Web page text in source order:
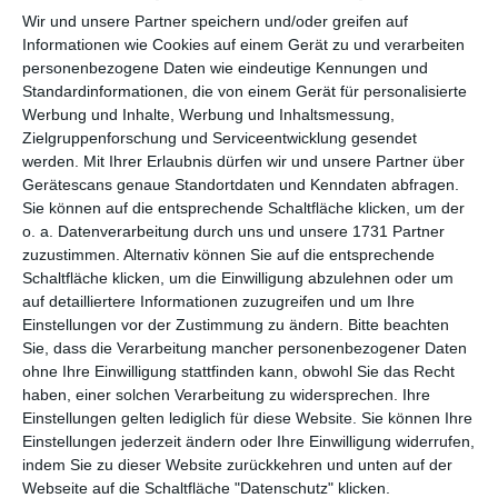
Wir und unsere Partner speichern und/oder greifen auf
Informationen wie Cookies auf einem Gerät zu und verarbeiten
personenbezogene Daten wie eindeutige Kennungen und
Standardinformationen, die von einem Gerät für personalisierte
Werbung und Inhalte, Werbung und Inhaltsmessung,
Zielgruppenforschung und Serviceentwicklung gesendet
werden. Mit Ihrer Erlaubnis dürfen wir und unsere Partner über
Gerätescans genaue Standortdaten und Kenndaten abfragen.
Sie können auf die entsprechende Schaltfläche klicken, um der
o. a. Datenverarbeitung durch uns und unsere 1731 Partner
zuzustimmen. Alternativ können Sie auf die entsprechende
Schaltfläche klicken, um die Einwilligung abzulehnen oder um
auf detailliertere Informationen zuzugreifen und um Ihre
Einstellungen vor der Zustimmung zu ändern. Bitte beachten
Sie, dass die Verarbeitung mancher personenbezogener Daten
ohne Ihre Einwilligung stattfinden kann, obwohl Sie das Recht
haben, einer solchen Verarbeitung zu widersprechen. Ihre
Einstellungen gelten lediglich für diese Website. Sie können Ihre
Einstellungen jederzeit ändern oder Ihre Einwilligung widerrufen,
indem Sie zu dieser Website zurückkehren und unten auf der
Webseite auf die Schaltfläche "Datenschutz" klicken.
per E-Mail(kostenlos)
TEILEN
Facebook, Twitter, WhatsApp, ...
WEITERE KARTEN IN DIESEN
KATEGORIEN ANSEHEN
Glückwünsche
Geburtstag
elegante Geburtstagskarten